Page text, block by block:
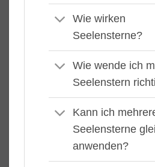
Wie wirken
Seelensterne?
Wie wende ich
Seelenstern
Kann ich
Seelensterne
anwenden?